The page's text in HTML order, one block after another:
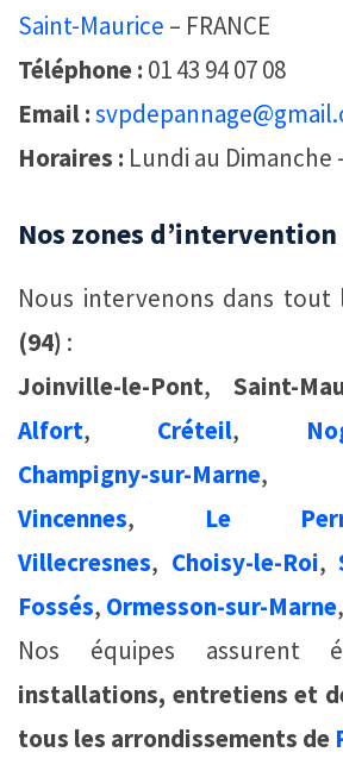
Saint-Maurice – FRANCE
Téléphone : 01 43 94 07 08
Email :
Horaires : Lundi au Dimanche
Nos zones d’intervention
Nous intervenons dans tout
(94) :
Joinville-le-Pont, Saint-
Alfort, Créteil,
Champigny-sur-Marne
Vincennes, Le
Villecresnes, Choisy-le-Roi,
Fossés, Ormesson-sur-Marne
Nos équipes assurent
installations, entretiens et
tous les arrondissements de